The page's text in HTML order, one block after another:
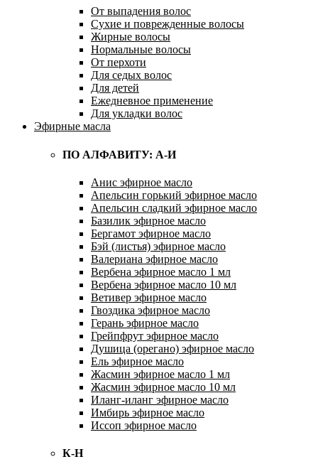
От выпадения волос
Сухие и поврежденные волосы
Жирные волосы
Нормальные волосы
От перхоти
Для седых волос
Для детей
Ежедневное применение
Для укладки волос
Эфирные масла
ПО АЛФАВИТУ: А-И
Анис эфирное масло
Апельсин горький эфирное масло
Апельсин сладкий эфирное масло
Базилик эфирное масло
Бергамот эфирное масло
Бэй (листья) эфирное масло
Валериана эфирное масло
Вербена эфирное масло 1 мл
Вербена эфирное масло 10 мл
Ветивер эфирное масло
Гвоздика эфирное масло
Герань эфирное масло
Грейпфрут эфирное масло
Душица (орегано) эфирное масло
Ель эфирное масло
Жасмин эфирное масло 1 мл
Жасмин эфирное масло 10 мл
Иланг-иланг эфирное масло
Имбирь эфирное масло
Иссоп эфирное масло
К-Н